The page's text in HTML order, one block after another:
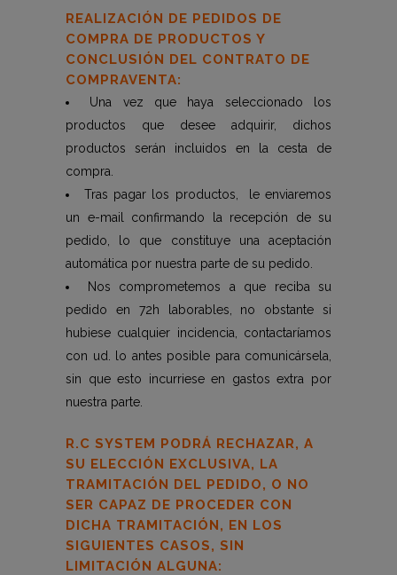
REALIZACIÓN DE PEDIDOS DE
COMPRA DE PRODUCTOS Y
CONCLUSIÓN DEL CONTRATO DE
COMPRAVENTA:
Una vez que haya seleccionado los
productos que desee adquirir, dichos
productos serán incluidos en la cesta de
compra.
Tras pagar los productos, le enviaremos
un e-mail confirmando la recepción de su
pedido, lo que constituye una aceptación
automática por nuestra parte de su pedido.
Nos comprometemos a que reciba su
pedido en 72h laborables, no obstante si
hubiese cualquier incidencia, contactaríamos
con ud. lo antes posible para comunicársela,
sin que esto incurriese en gastos extra por
nuestra parte.
R.C SYSTEM PODRÁ RECHAZAR, A
SU ELECCIÓN EXCLUSIVA, LA
TRAMITACIÓN DEL PEDIDO, O NO
SER CAPAZ DE PROCEDER CON
DICHA TRAMITACIÓN, EN LOS
SIGUIENTES CASOS, SIN
LIMITACIÓN ALGUNA: